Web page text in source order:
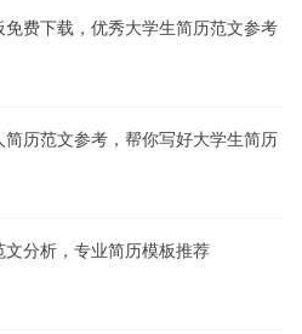
免费下载，优秀大学生简历范文参考
简历范文参考，帮你写好大学生简历
文分析，专业简历模板推荐